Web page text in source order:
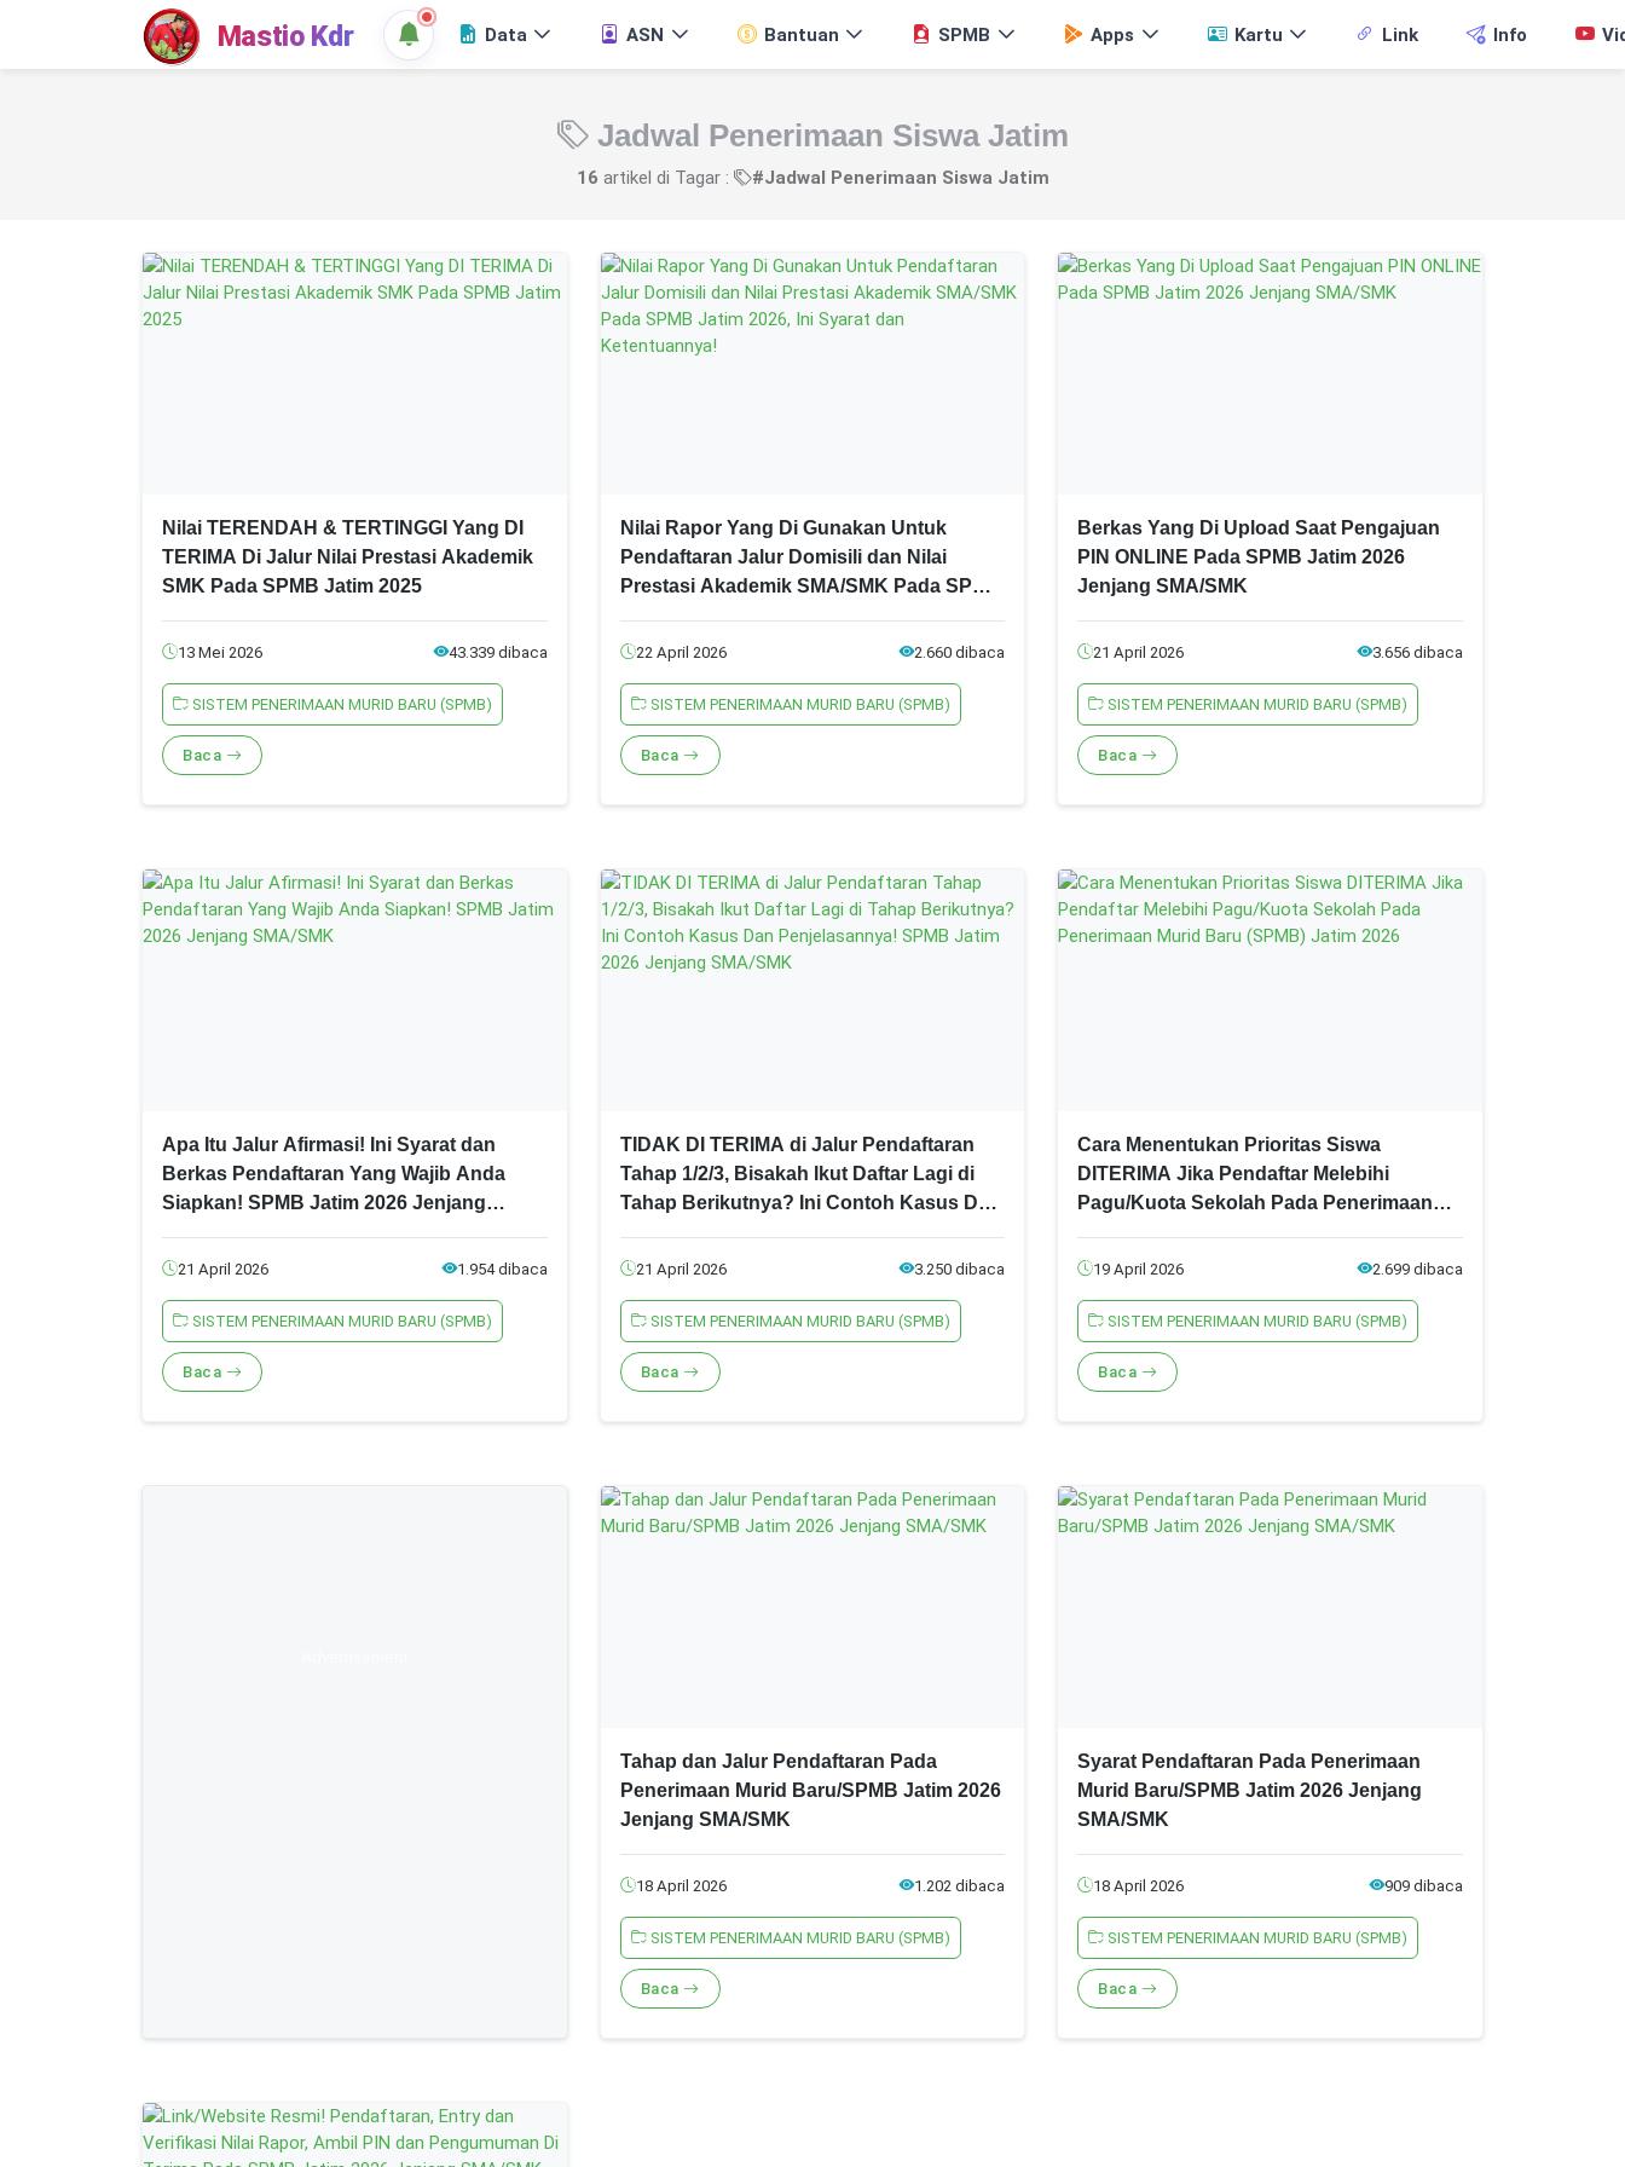
Mastio Kdr Data ASN Bantuan SPMB Apps Kartu Link Info
Jadwal Penerimaan Siswa Jatim
16 artikel di Tagar : #Jadwal Penerimaan Siswa Jatim
Nilai TERENDAH & TERTINGGI Yang DI
TERIMA Di Jalur Nilai Prestasi Akademik
SMK Pada SPMB Jatim 2025
13 Mei 2026 43.339 dibaca
SISTEM PENERIMAAN MURID BARU (SPMB)
Baca
Nilai Rapor Yang Di Gunakan Untuk
Pendaftaran Jalur Domisili dan Nilai
Prestasi Akademik SMA/SMK Pada SPMB
22 April 2026 2.660 dibaca
SISTEM PENERIMAAN MURID BARU (SPMB)
Baca
Berkas Yang Di Upload Saat Pengajuan
PIN ONLINE Pada SPMB Jatim 2026
Jenjang SMA/SMK
21 April 2026 3.656 dibaca
SISTEM PENERIMAAN MURID BARU (SPMB)
Baca
Apa Itu Jalur Afirmasi! Ini Syarat dan
Berkas Pendaftaran Yang Wajib Anda
Siapkan! SPMB Jatim 2026 Jenjang
21 April 2026 1.954 dibaca
SISTEM PENERIMAAN MURID BARU (SPMB)
Baca
TIDAK DI TERIMA di Jalur Pendaftaran
Tahap 1/2/3, Bisakah Ikut Daftar Lagi di
Tahap Berikutnya? Ini Contoh Kasus Dan
SMA/SMK
21 April 2026 3.250 dibaca
SISTEM PENERIMAAN MURID BARU (SPMB)
Baca
Cara Menentukan Prioritas Siswa
DITERIMA Jika Pendaftar Melebihi
Pagu/Kuota Sekolah Pada Penerimaan
19 April 2026 2.699 dibaca
SISTEM PENERIMAAN MURID BARU (SPMB)
Baca
Tahap dan Jalur Pendaftaran Pada
Penerimaan Murid Baru/SPMB Jatim 2026
Jenjang SMA/SMK
18 April 2026 1.202 dibaca
SISTEM PENERIMAAN MURID BARU (SPMB)
Baca
Syarat Pendaftaran Pada Penerimaan
Murid Baru/SPMB Jatim 2026 Jenjang
SMA/SMK
18 April 2026 909 dibaca
SISTEM PENERIMAAN MURID BARU (SPMB)
Baca